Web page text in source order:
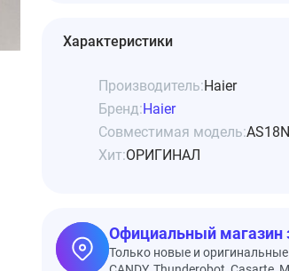
Характеристики
Производитель:Haier
Бренд:Haier
Совместимая модель:
Хит:ОРИГИНАЛ
Официальный магазин
Только новые и оригинальные